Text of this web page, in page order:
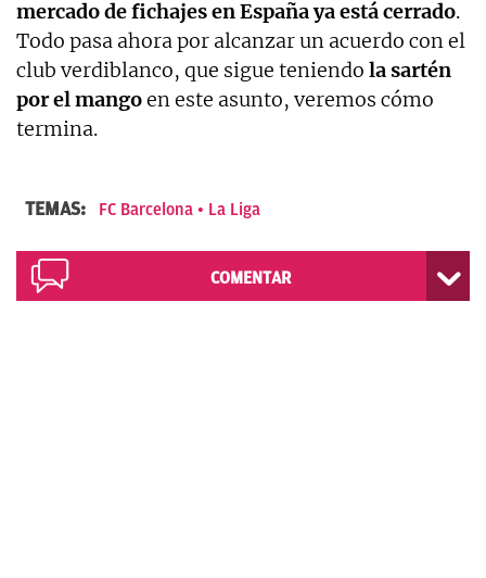
mercado de fichajes en España ya está cerrado.
Todo pasa ahora por alcanzar un acuerdo con el
club verdiblanco, que sigue teniendo la sartén
por el mangoen este asunto, veremos cómo
termina.
TEMAS: FC Barcelona La Liga
COMENTAR